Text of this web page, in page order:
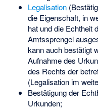
Legalisation
die Eigenschaft, in
hat und die Echtheit
Amtssprengel
kann auch bestätigt
Aufnahme des
des Rechts der
(Legalisation im
Bestätigung der
Urkunden;